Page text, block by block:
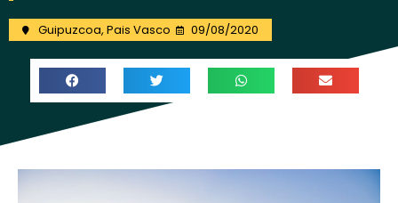
Guipuzcoa, Pais Vasco 09/08/2020